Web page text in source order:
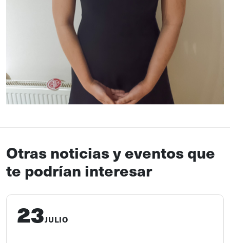
Otras noticias y eventos que
te podrían interesar
23JULIO